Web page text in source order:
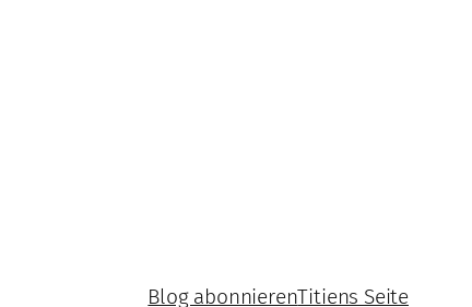
Blog abonnierenTitiens Seite